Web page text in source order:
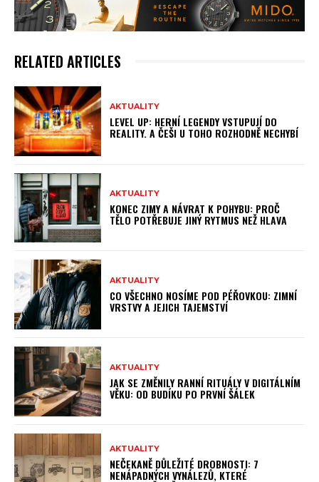
RELATED ARTICLES
AKTUALITY
LEVEL UP: HERNÍ LEGENDY VSTUPUJÍ DO
REALITY. A ČEŠI U TOHO ROZHODNĚ NECHYBÍ
AKTUALITY
KONEC ZIMY A NÁVRAT K POHYBU: PROČ
TĚLO POTŘEBUJE JINÝ RYTMUS NEŽ HLAVA
AKTUALITY
CO VŠECHNO NOSÍME POD PÉŘOVKOU: ZIMNÍ
VRSTVY A JEJICH TAJEMSTVÍ
AKTUALITY
JAK SE ZMĚNILY RANNÍ RITUÁLY V DIGITÁLNÍM
VĚKU: OD BUDÍKU PO PRVNÍ ŠÁLEK
AKTUALITY
NEČEKANĚ DŮLEŽITÉ DROBNOSTI: 7
NENÁPADNÝCH VYNÁLEZŮ, KTERÉ